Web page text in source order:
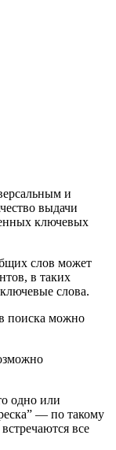
и
выдачи
ключевых
слов может
в таких
слова.
поиска можно
одно или
— по такому
все